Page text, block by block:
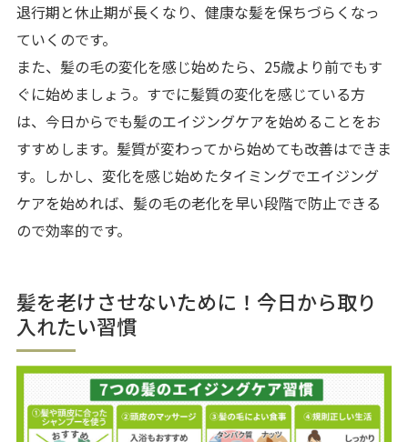
退行期と休止期が長くなり、健康な髪を保ちづらくなっ
ていくのです。
また、髪の毛の変化を感じ始めたら、25歳より前でもす
ぐに始めましょう。すでに髪質の変化を感じている方
は、今日からでも髪のエイジングケアを始めることをお
すすめします。髪質が変わってから始めても改善はできま
す。しかし、変化を感じ始めたタイミングでエイジング
ケアを始めれば、髪の毛の老化を早い段階で防止できる
ので効率的です。
髪を老けさせないために！今日から取り
入れたい習慣